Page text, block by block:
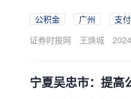
公积金 广州
支付
证券时报网
王焕城
宁夏吴忠市：提高